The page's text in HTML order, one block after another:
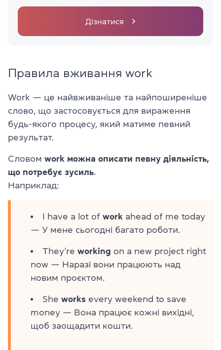
Дізнатися
Правила вживання work
Work — це найвживаніше та найпоширеніше
слово, що застосовується для вираження
будь-якого процесу, який матиме певний
результат.
Словом work можна описати певну діяльність,
що потребує зусиль.
Наприклад:
I have a lot of work ahead of me today
— У мене сьогодні багато роботи.
They’re working on a new project right
now — Наразі вони працюють над
новим проєктом.
She works every weekend to save
money — Вона працює кожні вихідні,
щоб заощадити кошти.